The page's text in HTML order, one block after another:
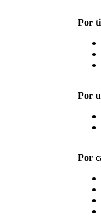
Por
Por
Por